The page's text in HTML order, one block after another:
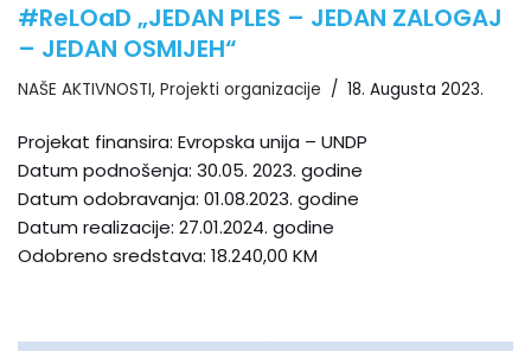
#ReLOaD „JEDAN PLES – JEDAN ZALOGAJ
– JEDAN OSMIJEH“
NAŠE AKTIVNOSTI, Projekti organizacije 18. Augusta 2023.
Projekat finansira: Evropska unija – UNDP
Datum podnošenja: 30.05. 2023. godine
Datum odobravanja: 01.08.2023. godine
Datum realizacije: 27.01.2024. godine
Odobreno sredstava: 18.240,00 KM